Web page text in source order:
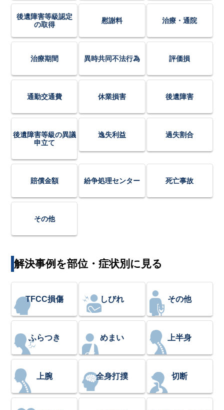
後遺障害等級認定
の取得
慰謝料 治療・通院
治療期間 異時共同不法行為 評価損
通勤交通費 休業損害 後遺障害
後遺障害等級の異議
申立て
逸失利益 過失割合
賠償金額 紛争処理センター 死亡事故
その他
解決事例を部位・症状別に見る
TFCC損傷 しびれ その他
ふらつき めまい 上半身
上腕 全身打撲 切断